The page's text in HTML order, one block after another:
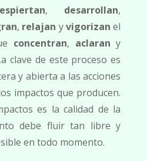
, desarrollan,
, relajan yvigorizan el
concentran, aclaran y
clave de este proceso es
y abierta a las acciones
impactos que producen.
es la calidad de la
debe fluir tan libre y
en todo momento.